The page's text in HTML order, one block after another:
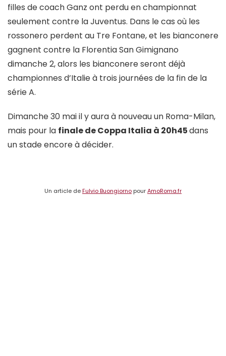
filles de coach Ganz ont perdu en championnat
seulement contre la Juventus. Dans le cas où les
rossonero perdent au Tre Fontane, et les bianconere
gagnent contre la Florentia San Gimignano
dimanche 2, alors les bianconere seront déjà
championnes d’Italie à trois journées de la fin de la
série A.
Dimanche 30 mai il y aura à nouveau un Roma-Milan,
mais pour la finale de Coppa Italia à 20h45dans
un stade encore à décider.
Un article deFulvio Buongiorno pourAmoRoma.fr